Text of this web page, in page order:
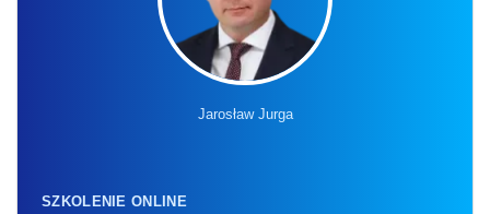
Jarosław Jurga
SZKOLENIE ONLINE